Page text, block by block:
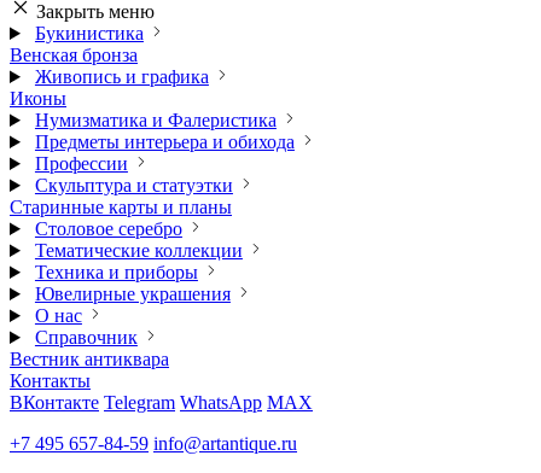
Закрыть меню
Букинистика
Венская бронза
Живопись и графика
Иконы
Нумизматика и Фалеристика
Предметы интерьера и обихода
Профессии
Скульптура и статуэтки
Старинные карты и планы
Столовое серебро
Тематические коллекции
Техника и приборы
Ювелирные украшения
О нас
Справочник
Вестник антиквара
Контакты
ВКонтакте Telegram WhatsApp MAX
+7 495 657-84-59 info@artantique.ru